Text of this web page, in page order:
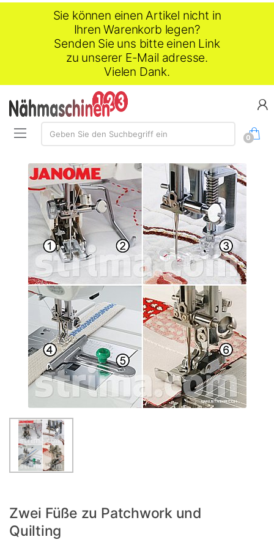
Sie können einen Artikel nicht in
Ihren Warenkorb legen?
Senden Sie uns bitte einen Link
zu unserer E-Mail adresse.
Vielen Dank.
Suche:
Geben Sie den Suchbegriff ein
0
Zwei Füße zu Patchwork und
Quilting